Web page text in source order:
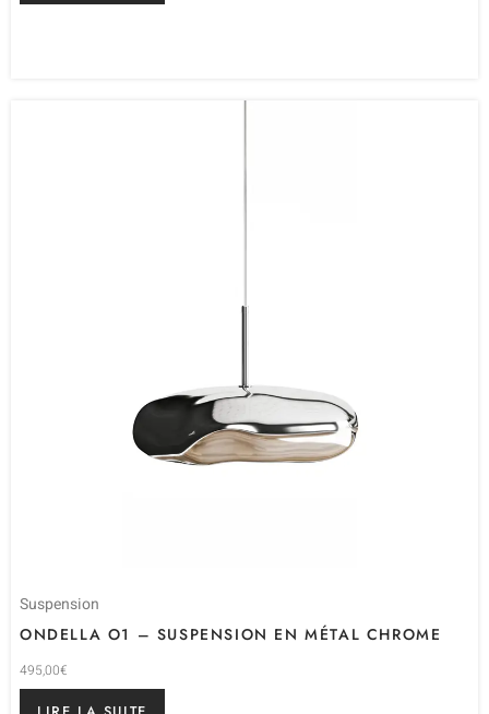
Suspension
ONDELLA O1 – SUSPENSION EN MÉTAL CHROME
495,00€